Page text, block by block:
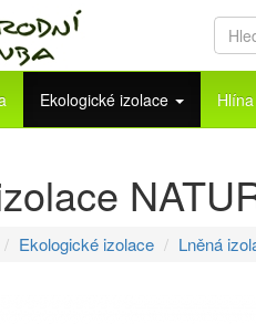
Ekologické izolace Hlína
Ekologické izolace Lněná